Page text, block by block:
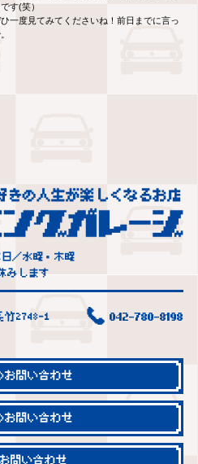
す(笑）
一度見てみてくださいね！前日までに言っ
／水曜・木曜
みします
竹2748-1 042-780-8198
お問い合わせ
お問い合わせ
問い合わせ